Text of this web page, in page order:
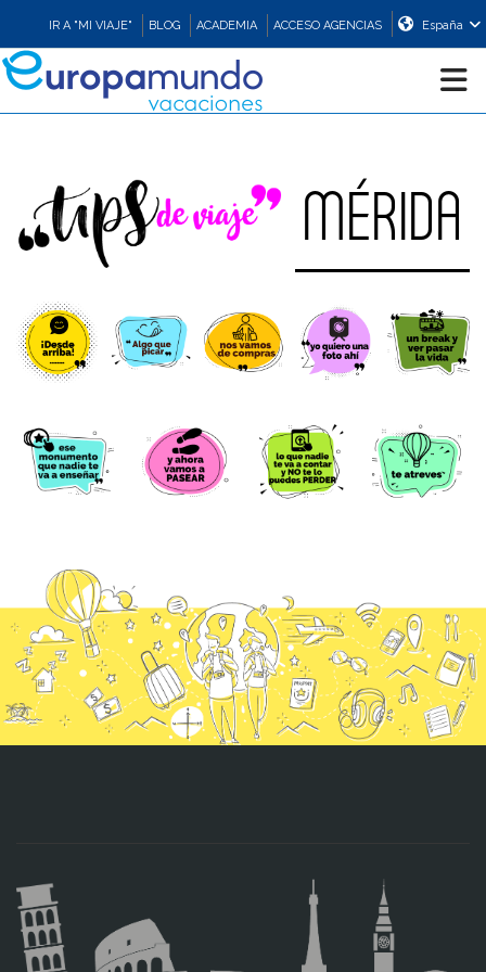
IR A "MI VIAJE" BLOG ACADEMIA ACCESO AGENCIAS España
EUROPA
ORIENTE
COMPRAR
MÁS
MÉRIDA